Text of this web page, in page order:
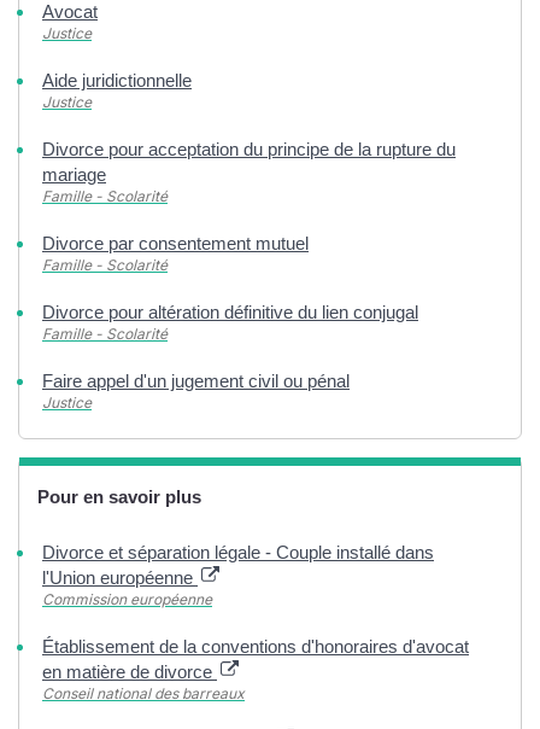
Avocat
Justice
Aide juridictionnelle
Justice
Divorce pour acceptation du principe de la rupture du
mariage
Famille - Scolarité
Divorce par consentement mutuel
Famille - Scolarité
Divorce pour altération définitive du lien conjugal
Famille - Scolarité
Faire appel d'un jugement civil ou pénal
Justice
Pour en savoir plus
Divorce et séparation légale - Couple installé dans
l'Union européenne
Commission européenne
Établissement de la conventions d'honoraires d'avocat
en matière de divorce
Conseil national des barreaux